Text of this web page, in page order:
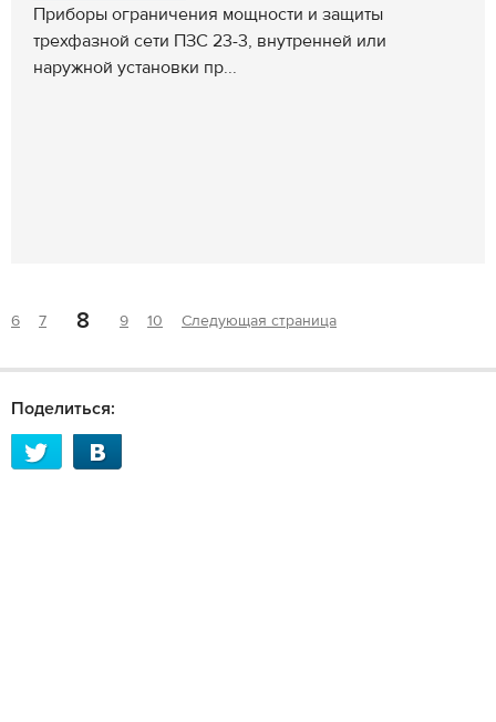
Приборы ограничения мощности и защиты
трехфазной сети ПЗС 23-3, внутренней или
наружной установки пр...
6 7 8 9 10 Следующая страница
Поделиться: